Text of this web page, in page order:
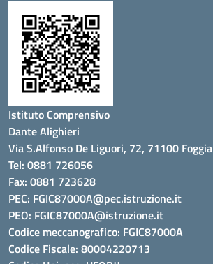
Istituto Comprensivo
Dante Alighieri
Via S.Alfonso De Liguori, 72, 71100 Foggia
Tel: 0881 726056
Fax: 0881 723628
PEC: FGIC87000A@pec.istruzione.it
PEO: FGIC87000A@istruzione.it
Codice meccanografico: FGIC87000A
Codice Fiscale: 80004220713